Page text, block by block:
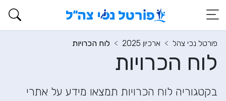
פורטל נכי צהל ארכיון 2025 לוח הכרויות
לוח הכרויות
בקטגוריה לוח הכרויות תמצאו מידע על אתרי